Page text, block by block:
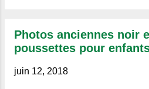
Vodable le riche
sont les quatre
Photos anciennes noir
poussettes pour
juin 12, 2018